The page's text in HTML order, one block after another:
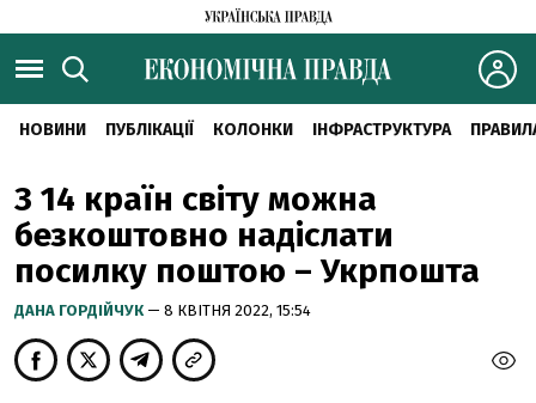
НОВИНИ ПУБЛІКАЦІЇ КОЛОНКИ ІНФРАСТРУКТУРА
З 14 країн світу можна
безкоштовно надіслати
посилку поштою – Укрпошта
ДАНА ГОРДІЙЧУК — 8 КВІТНЯ 2022, 15:54